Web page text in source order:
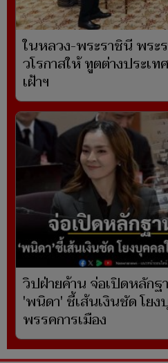
ในหลวง-พระราชินี พระ
วโรกาสให้ ทูตต่างประเ
เฝ้าฯ
วิปฝ่ายค้าน จ่อเปิดหลัก
'พนิดา' ชี้เส้นเงินชัด โย
พรรคการเมือง